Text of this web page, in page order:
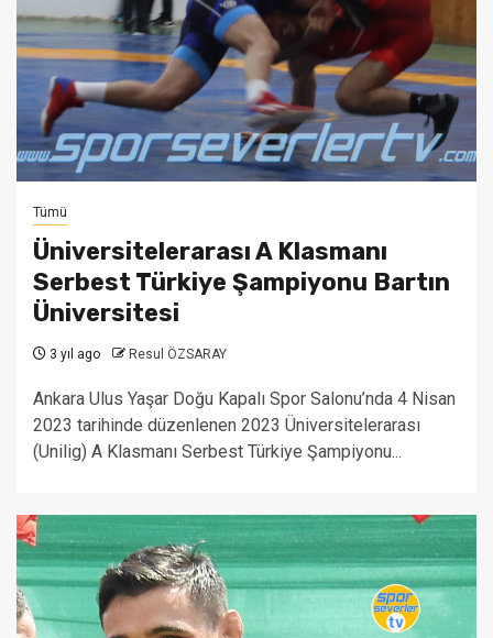
Tümü
Üniversitelerarası A Klasmanı
Serbest Türkiye Şampiyonu Bartın
Üniversitesi
3 yıl ago Resul ÖZSARAY
Ankara Ulus Yaşar Doğu Kapalı Spor Salonu’nda 4 Nisan
2023 tarihinde düzenlenen 2023 Üniversitelerarası
(Unilig) A Klasmanı Serbest Türkiye Şampiyonu...